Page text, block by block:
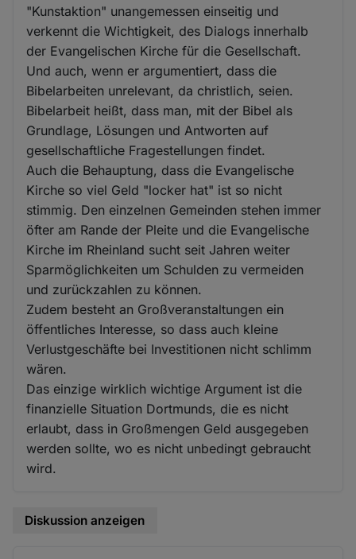
"Kunstaktion" unangemessen einseitig und
verkennt die Wichtigkeit, des Dialogs innerhalb
der Evangelischen Kirche für die Gesellschaft.
Und auch, wenn er argumentiert, dass die
Bibelarbeiten unrelevant, da christlich, seien.
Bibelarbeit heißt, dass man, mit der Bibel als
Grundlage, Lösungen und Antworten auf
gesellschaftliche Fragestellungen findet.
Auch die Behauptung, dass die Evangelische
Kirche so viel Geld "locker hat" ist so nicht
stimmig. Den einzelnen Gemeinden stehen immer
öfter am Rande der Pleite und die Evangelische
Kirche im Rheinland sucht seit Jahren weiter
Sparmöglichkeiten um Schulden zu vermeiden
und zurückzahlen zu können.
Zudem besteht an Großveranstaltungen ein
öffentliches Interesse, so dass auch kleine
Verlustgeschäfte bei Investitionen nicht schlimm
wären.
Das einzige wirklich wichtige Argument ist die
finanzielle Situation Dortmunds, die es nicht
erlaubt, dass in Großmengen Geld ausgegeben
werden sollte, wo es nicht unbedingt gebraucht
wird.
Diskussion anzeigen